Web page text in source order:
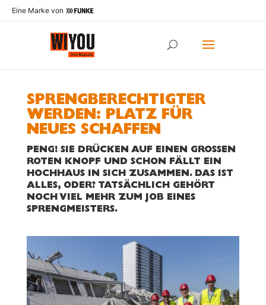
Eine Marke von
SPRENGBERECHTIGTER
WERDEN: PLATZ FÜR
NEUES SCHAFFEN
PENG! SIE DRÜCKEN AUF EINEN GROSSEN R
OTEN KNOPF UND SCHON FÄLLT EIN H
OCHHAUS IN SICH ZUSAMMEN. DAS IST A
LLES, ODER? TATSÄCHLICH GEHÖRT N
OCH VIEL MEHR ZUM JOB EINES S
PRENGMEISTERS.